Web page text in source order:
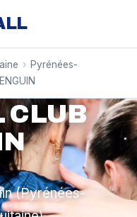
› Pyrénées-
CLUB
(Pyrénées-